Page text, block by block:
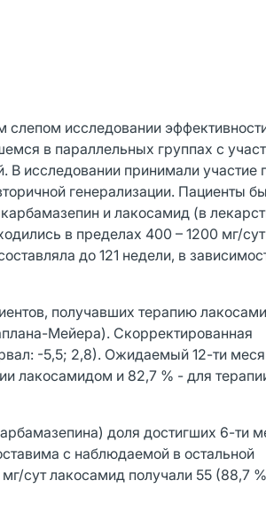
исследовании
в параллельных группах с
В исследовании принимали участие
генерализации. Пациенты
и лакосамид (в
в пределах 400 – 1200 мг/
до 121 недели, в
получавших терапию
Мейера). Скорректированная
-5,5; 2,8). Ожидаемый 12-ти
лакосамидом и 82,7 % - для
доля достигших 6-ти
с наблюдаемой в остальной
сут лакосамид получали 55 (88,7